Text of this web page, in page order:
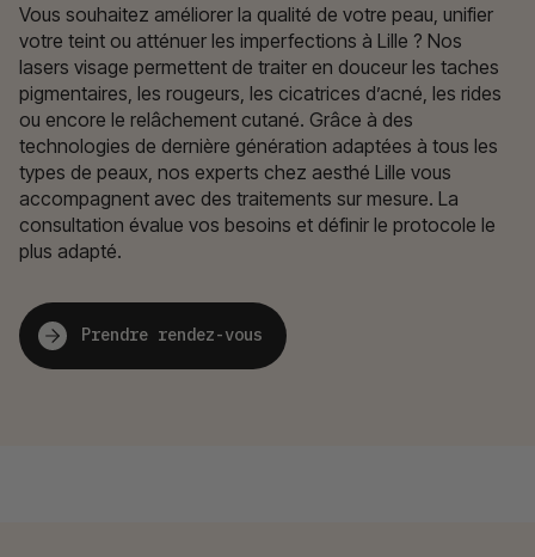
Vous souhaitez améliorer la qualité de votre peau, unifier
votre teint ou atténuer les imperfections à Lille ? Nos
lasers visage permettent de traiter en douceur les taches
pigmentaires, les rougeurs, les cicatrices d’acné, les rides
ou encore le relâchement cutané. Grâce à des
technologies de dernière génération adaptées à tous les
types de peaux, nos experts chez aesthé Lille vous
accompagnent avec des traitements sur mesure. La
consultation évalue vos besoins et définir le protocole le
plus adapté.
Prendre rendez-vous